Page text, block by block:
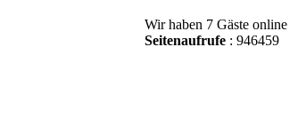
Wir haben 7 Gäste online
Seitenaufrufe : 946459